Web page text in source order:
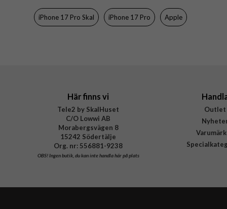
Färg
Material
iPhone 17 Pro Skal iPhone 17 Pro Apple
Här finns vi
Tele2 by SkalHuset
C/O Lowwi AB
Morabergsvägen 8
15242 Södertälje
Org. nr: 556881-9238
OBS!Ingen butik, du kan inte handla här på plats
Outlet